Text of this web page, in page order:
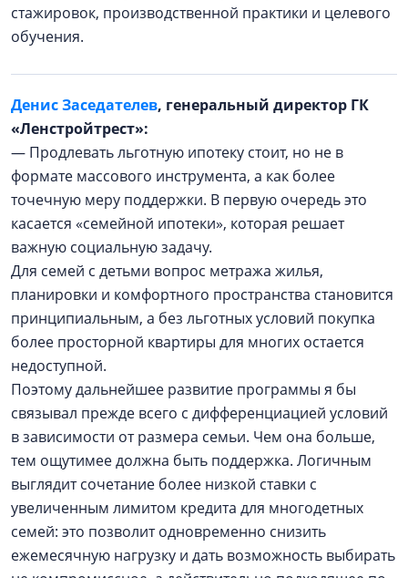
стажировок, производственной практики и целевого
обучения.
Денис Заседателев, генеральный директор ГК
«Ленстройтрест»:
— Продлевать льготную ипотеку стоит, но не в
формате массового инструмента, а как более
точечную меру поддержки. В первую очередь это
касается «семейной ипотеки», которая решает
важную социальную задачу.
Для семей с детьми вопрос метража жилья,
планировки и комфортного пространства становится
принципиальным, а без льготных условий покупка
более просторной квартиры для многих остается
недоступной.
Поэтому дальнейшее развитие программы я бы
связывал прежде всего с дифференциацией условий
в зависимости от размера семьи. Чем она больше,
тем ощутимее должна быть поддержка. Логичным
выглядит сочетание более низкой ставки с
увеличенным лимитом кредита для многодетных
семей: это позволит одновременно снизить
ежемесячную нагрузку и дать возможность выбирать